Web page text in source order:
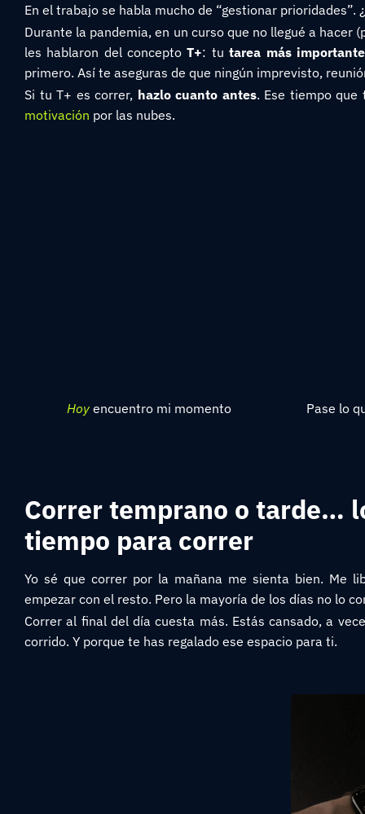
En el trabajo se habla mucho de “gestionar
Durante la pandemia, en un curso que no llegué a hacer
les hablaron del conceptoT+: tutarea más
primero. Así te aseguras de que ningún imprevisto,
Si tu T+ es correr, hazlo cuanto antes. Ese tiempo que
motivación por las nubes.
Hoy encuentro mi momento Pase lo
Correr temprano o tarde…
tiempo para correr
Yo sé que correr por la mañana me sienta bien. Me
empezar con el resto. Pero la mayoría de los días no lo
Correr al final del día cuesta más. Estás cansado, a
corrido. Y porque te has regalado ese espacio para ti.